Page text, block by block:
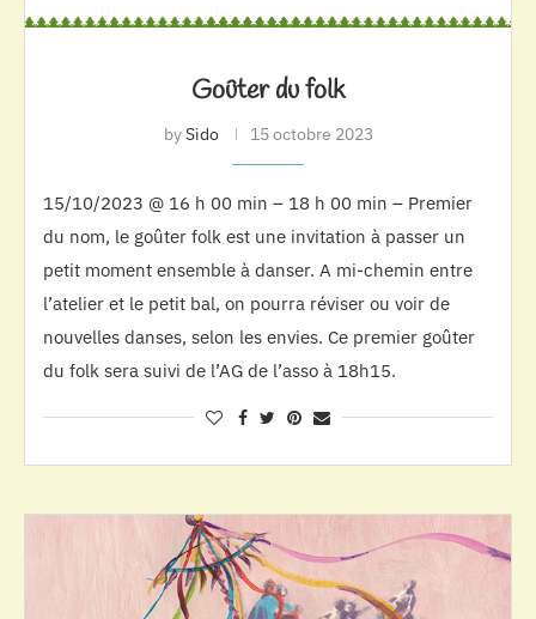
Goûter du folk
bySido 15 octobre 2023
15/10/2023 @ 16 h 00 min – 18 h 00 min – Premier
du nom, le goûter folk est une invitation à passer un
petit moment ensemble à danser. A mi-chemin entre
l’atelier et le petit bal, on pourra réviser ou voir de
nouvelles danses, selon les envies. Ce premier goûter
du folk sera suivi de l’AG de l’asso à 18h15.